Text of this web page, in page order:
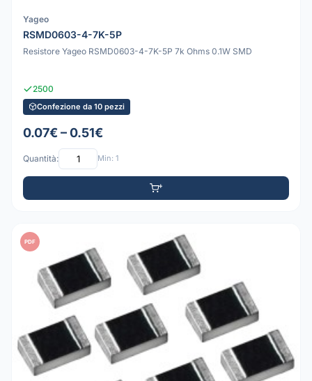
Yageo
RSMD0603-4-7K-5P
Resistore Yageo RSMD0603-4-7K-5P 7k Ohms 0.1W SMD
2500
Confezione da 10 pezzi
0.07€ – 0.51€
Quantità: Min: 1
PDF